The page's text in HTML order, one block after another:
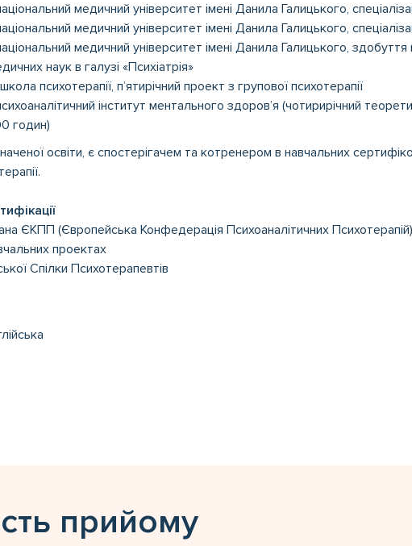
медичний університет імені Данила Галицького,
медичний університет імені Данила Галицького,
медичний університет імені Данила Галицького,
наук в галузі «Психіатрія»
психотерапії, п’ятирічний проект з групової психотерапії
інститут ментального здоров’я (чотирирічний
годин)
освіти, є спостерігачем та котренером в навчальних
ЄКПП (Європейська Конфедерація Психоаналітичних Психотерапій)
проектах
Спілки Психотерапевтів
прийому